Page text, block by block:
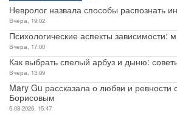
Невролог назвала способы распознать
Вчера, 19:02
Психологические аспекты зависимости:
Вчера, 17:00
Как выбрать спелый арбуз и дыню:
Вчера, 13:09
Mary Gu рассказала о любви и ревности
Борисовым
6-08-2026, 15:47